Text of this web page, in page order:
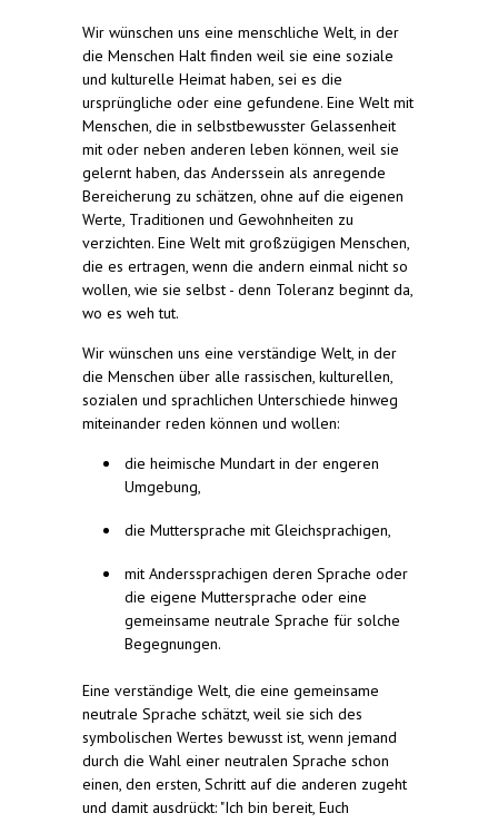
Wir wünschen uns eine menschliche Welt, in der
die Menschen Halt finden weil sie eine soziale
und kulturelle Heimat haben, sei es die
ursprüngliche oder eine gefundene. Eine Welt mit
Menschen, die in selbstbewusster Gelassenheit
mit oder neben anderen leben können, weil sie
gelernt haben, das Anderssein als anregende
Bereicherung zu schätzen, ohne auf die eigenen
Werte, Traditionen und Gewohnheiten zu
verzichten. Eine Welt mit großzügigen Menschen,
die es ertragen, wenn die andern einmal nicht so
wollen, wie sie selbst - denn Toleranz beginnt da,
wo es weh tut.
Wir wünschen uns eine verständige Welt, in der
die Menschen über alle rassischen, kulturellen,
sozialen und sprachlichen Unterschiede hinweg
miteinander reden können und wollen:
die heimische Mundart in der engeren
Umgebung,
die Muttersprache mit Gleichsprachigen,
mit Anderssprachigen deren Sprache oder
die eigene Muttersprache oder eine
gemeinsame neutrale Sprache für solche
Begegnungen.
Eine verständige Welt, die eine gemeinsame
neutrale Sprache schätzt, weil sie sich des
symbolischen Wertes bewusst ist, wenn jemand
durch die Wahl einer neutralen Sprache schon
einen, den ersten, Schritt auf die anderen zugeht
und damit ausdrückt: "Ich bin bereit, Euch